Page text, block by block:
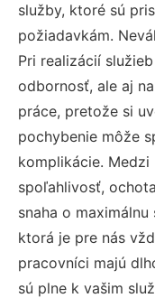
služby, ktoré sú
požiadavkám.
Pri realizácií
odbornosť, ale aj
práce, pretože si
pochybenie môže
komplikácie.
spoľahlivosť,
snaha o
ktorá je pre nás
pracovníci majú
sú plne k vašim